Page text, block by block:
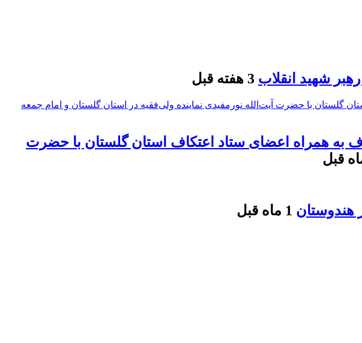
شهید انقلاب 3 هفته قبل
به همراه اعضای ستاد اعتکاف استان گلستان با حضرت
هندوستان 1 ماه قبل